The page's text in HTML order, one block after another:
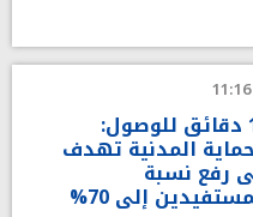
10 دقائق للوصول:
المدنية تهدف
رفع نسبة
إلى 70%